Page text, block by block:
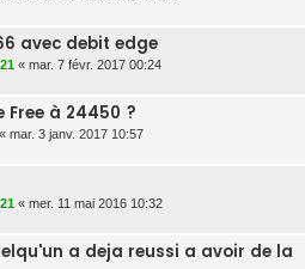
avec debit edge
« mar. 7 févr. 2017 00:24
à 24450 ?
« mar. 3 janv. 2017 10:57
« mer. 11 mai 2016 10:32
a deja reussi a avoir de la